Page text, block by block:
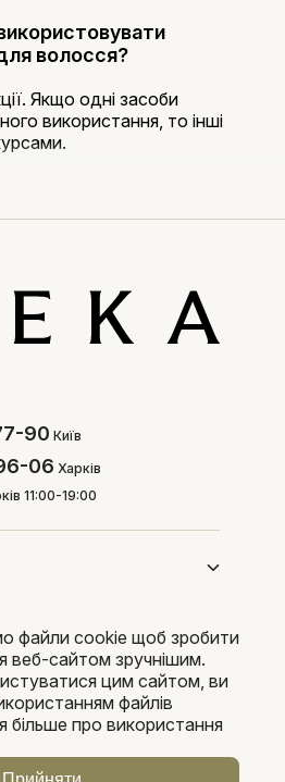
волосся?
Якщо одні засоби
використання, то інші
90 Київ
06 Харків
11:00-19:00
файли cookie щоб зробити
веб-сайтом зручнішим.
цим сайтом, ви
файлів
більше про використання